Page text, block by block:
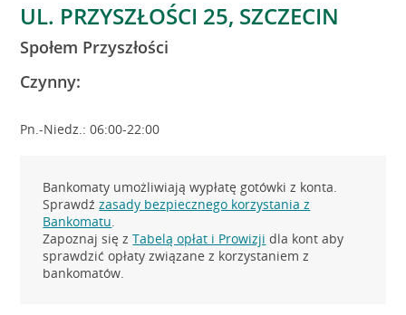
UL. PRZYSZŁOŚCI 25, SZCZECIN
Społem Przyszłości
Czynny:
Pn.-Niedz.: 06:00-22:00
Bankomaty umożliwiają wypłatę gotówki z konta.
Sprawdźzasady bezpiecznego korzystania z
Bankomatu.
Zapoznaj się zTabelą opłat i Prowizji dla kont aby
sprawdzić opłaty związane z korzystaniem z
bankomatów.